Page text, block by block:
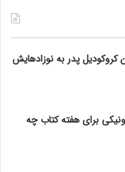
کروکودیل پدر به نوزادهایش
برای هفته کتاب چه